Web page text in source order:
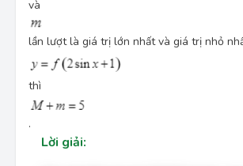
và
lần lượt là giá trị lớn nhất và giá trị nhỏ
thì
.
Lời giải: